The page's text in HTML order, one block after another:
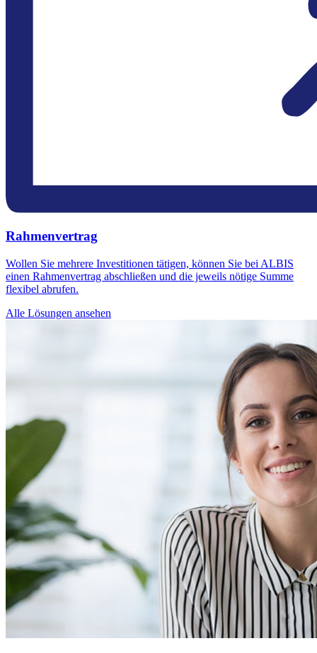
Rahmenvertrag
Wollen Sie mehrere Investitionen tätigen, können Sie bei ALBIS
einen Rahmenvertrag abschließen und die jeweils nötige Summe
flexibel abrufen.
Alle Lösungen ansehen